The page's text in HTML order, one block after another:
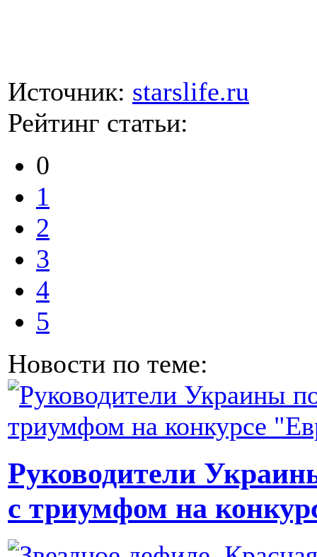
Источник: starslife.ru
Рейтинг статьи:
0
1
2
3
4
5
Новости по теме:
Руководители
с триумфом на